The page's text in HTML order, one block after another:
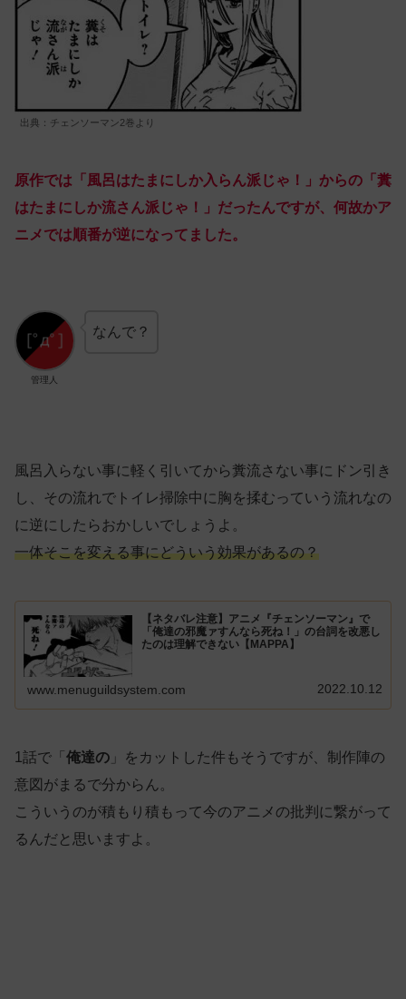
出典：チェンソーマン2巻より
原作では「風呂はたまにしか入らん派じゃ！」からの「糞
はたまにしか流さん派じゃ！」だったんですが、何故かア
ニメでは順番が逆になってました。
管理人
なんで？
風呂入らない事に軽く引いてから糞流さない事にドン引き
し、その流れでトイレ掃除中に胸を揉むっていう流れなの
に逆にしたらおかしいでしょうよ。
一体そこを変える事にどういう効果があるの？
【ネタバレ注意】アニメ『チェンソーマン』で
「俺達の邪魔ァすんなら死ね！」の台詞を改悪し
たのは理解できない【MAPPA】
www.menuguildsystem.com 2022.10.12
1話で「 俺達の 」をカットした件もそうですが、制作陣の
意図がまるで分からん。
こういうのが積もり積もって今のアニメの批判に繋がって
るんだと思いますよ。